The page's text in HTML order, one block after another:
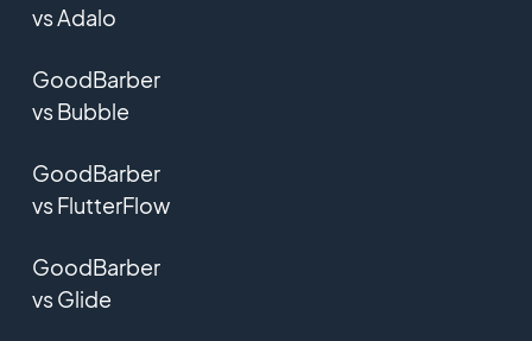
vs Adalo
GoodBarber
vs Bubble
GoodBarber
vs FlutterFlow
GoodBarber
vs Glide